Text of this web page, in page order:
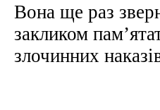
Вона ще раз
закликом
злочинних